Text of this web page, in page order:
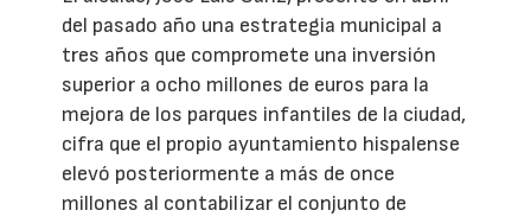
del pasado año una estrategia municipal a
tres años que compromete una inversión
superior a ocho millones de euros para la
mejora de los parques infantiles de la ciudad,
cifra que el propio ayuntamiento hispalense
elevó posteriormente a más de once
millones al contabilizar el conjunto de